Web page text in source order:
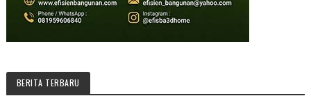
BERITA TERBARU